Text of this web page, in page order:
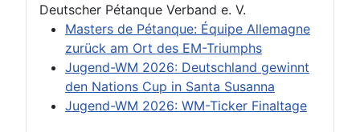
Deutscher Pétanque Verband e. V.
Masters de Pétanque: Équipe Allemagne
zurück am Ort des EM-Triumphs
Jugend-WM 2026: Deutschland gewinnt
den Nations Cup in Santa Susanna
Jugend-WM 2026: WM-Ticker Finaltage